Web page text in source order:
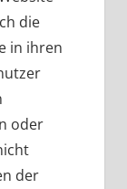
die
in ihren
oder
der